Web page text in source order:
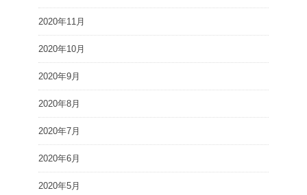
2020年11月
2020年10月
2020年9月
2020年8月
2020年7月
2020年6月
2020年5月